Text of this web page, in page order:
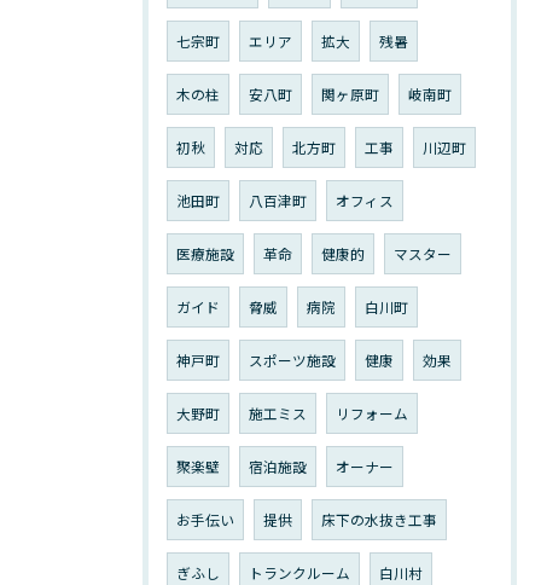
七宗町 エリア 拡大 残暑
木の柱 安八町 関ヶ原町 岐南町
初秋 対応 北方町 工事 川辺町
池田町 八百津町 オフィス
医療施設 革命 健康的 マスター
ガイド 脅威 病院 白川町
神戸町 スポーツ施設 健康 効果
大野町 施工ミス リフォーム
聚楽壁 宿泊施設 オーナー
お手伝い 提供 床下の水抜き工事
ぎふし トランクルーム 白川村